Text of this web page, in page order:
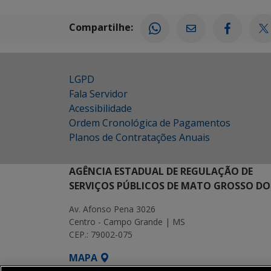
Compartilhe:
LGPD
Fala Servidor
Acessibilidade
Ordem Cronológica de Pagamentos
Planos de Contratações Anuais
AGÊNCIA ESTADUAL DE REGULAÇÃO DE
SERVIÇOS PÚBLICOS DE MATO GROSSO
Av. Afonso Pena 3026
Centro - Campo Grande | MS
CEP.: 79002-075
MAPA